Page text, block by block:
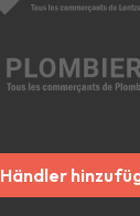
Händler